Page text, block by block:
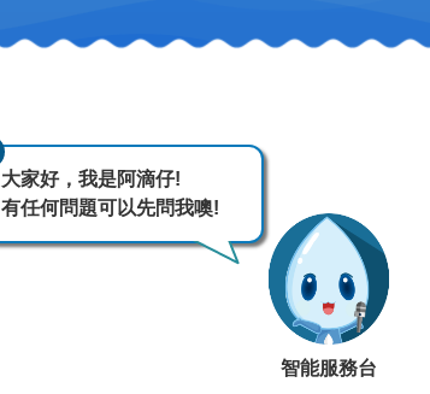
大家好，我是阿滴仔!
有任何問題可以先問我噢!
智能服務台